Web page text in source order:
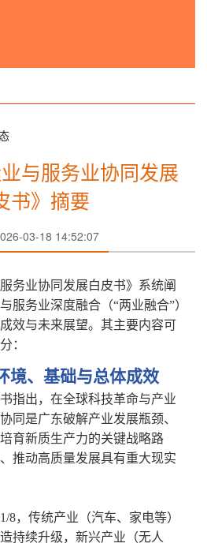
与服务业协同发展
书》摘要
03-18 14:52:07
务业协同发展白皮书》系统阐
服务业深度融合（“两业融合”）
效与未来展望。其主要内容可
：
境、基础与总体成效
指出，在全球科技革命与产业
同是广东破解产业发展瓶颈、
育新质生产力的关键战略路
推动高质量发展具有重大现实
1/8，传统产业（汽车、家电等）
持续升级，新兴产业（无人